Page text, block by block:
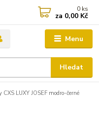
Menu
Hledat
0 ks
za 0,00 Kč
LUXY JOSEF modro-černé